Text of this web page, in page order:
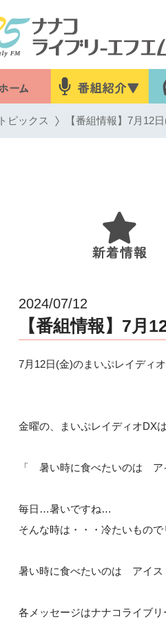
トピックス 【番組情報】7月12
2024/07/12
【番組情報】7月
7月12日(金)のまいぷレイディ
金曜の、まいぷレイディオDXは
「 暑い時に食べたいのは ア
毎日…暑いですね…
そんな時は・・・冷たいもので
暑い時に食べたいのは アイ
各メッセージはナナコライブ